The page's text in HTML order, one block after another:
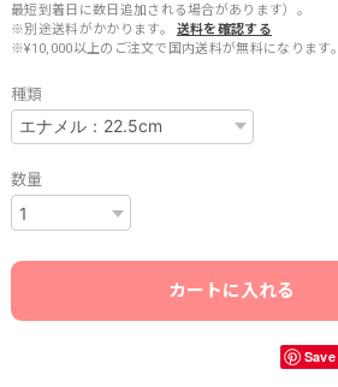
最短到着日に数日追加される場合があります）。
※別途送料がかかります。
送料を確認する
※¥10,000以上のご注文で国内送料が無料になります。
種類
数量
カートに入れる
Save